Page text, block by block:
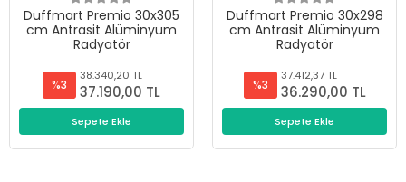
Duffmart Premio 30x305
cm Antrasit Alüminyum
Radyatör
%3
38.340,20 TL
37.190,00 TL
Sepete Ekle
Duffmart Premio 30x298
cm Antrasit Alüminyum
Radyatör
%3
37.412,37 TL
36.290,00 TL
Sepete Ekle